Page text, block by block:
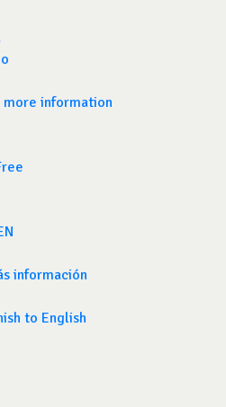
information
información
to English